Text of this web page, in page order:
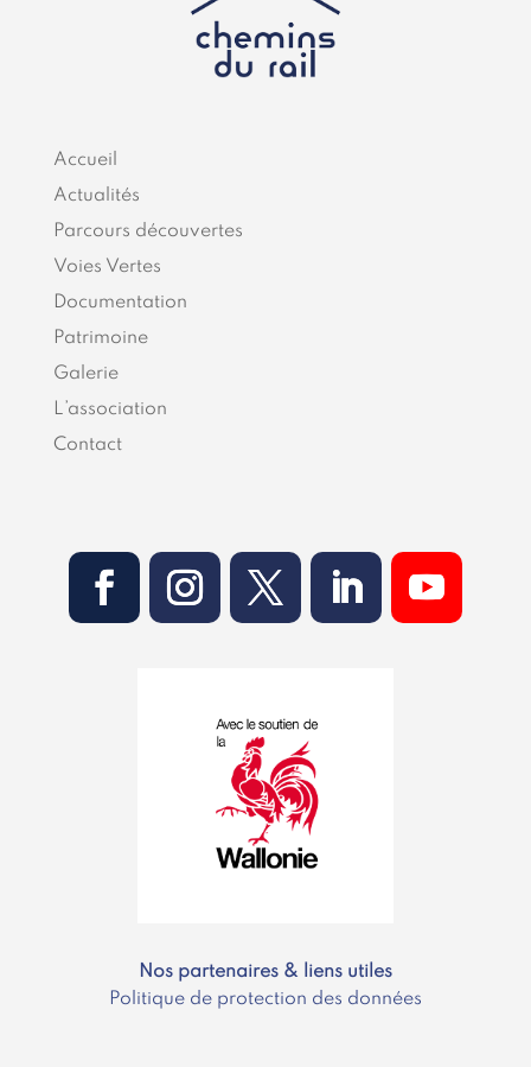
Accueil
Actualités
Parcours découvertes
Voies Vertes
Documentation
Patrimoine
Galerie
L’association
Contact
Nos partenaires & liens utiles
Politique de protection des données